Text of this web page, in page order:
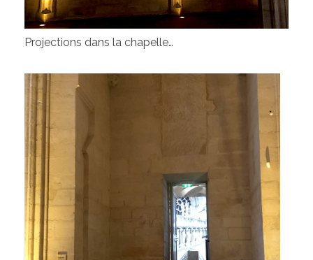
Projections dans la chapelle…